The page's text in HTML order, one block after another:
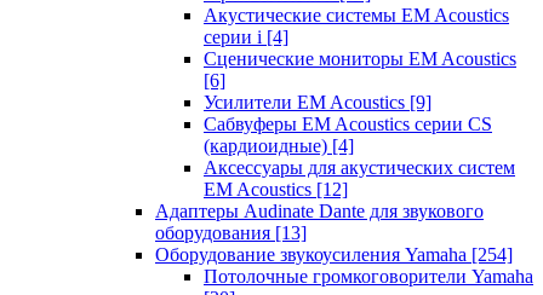
Акустические системы EM Acoustics
серии i [4]
Сценические мониторы EM Acoustics
[6]
Усилители EM Acoustics [9]
Сабвуферы EM Acoustics серии CS
(кардиоидные) [4]
Аксессуары для акустических систем
EM Acoustics [12]
Адаптеры Audinate Dante для звукового
оборудования [13]
Оборудование звукоусиления Yamaha [254]
Потолочные громкоговорители Yamaha